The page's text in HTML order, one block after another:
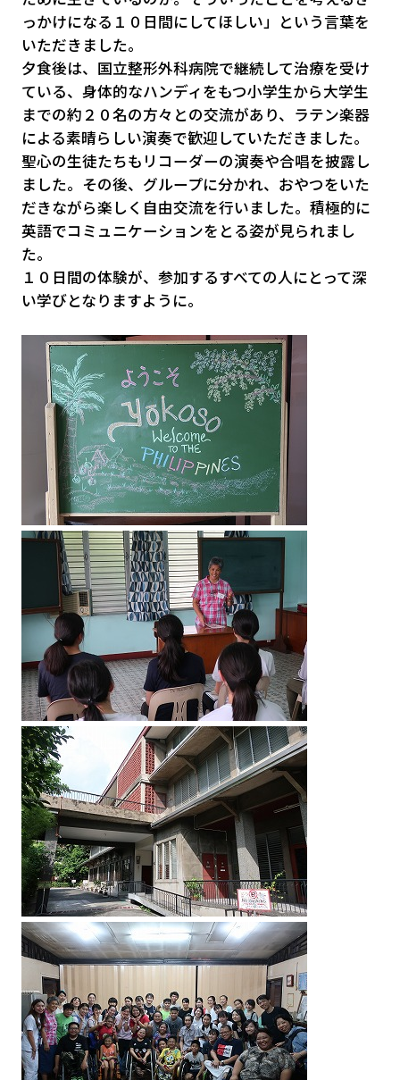
っかけになる１０日間にしてほしい」という言葉を
いただきました。
夕食後は、国立整形外科病院で継続して治療を受け
ている、身体的なハンディをもつ小学生から大学生
までの約２０名の方々との交流があり、ラテン楽器
による素晴らしい演奏で歓迎していただきました。
聖心の生徒たちもリコーダーの演奏や合唱を披露し
ました。その後、グループに分かれ、おやつをいた
だきながら楽しく自由交流を行いました。積極的に
英語でコミュニケーションをとる姿が見られまし
た。
１０日間の体験が、参加するすべての人にとって深
い学びとなりますように。